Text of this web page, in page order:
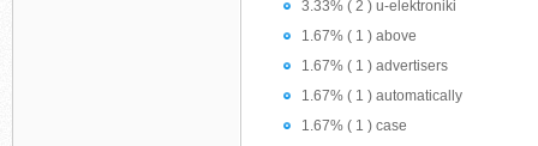
3.33% ( 2 ) u-elektroniki
1.67% ( 1 ) above
1.67% ( 1 ) advertisers
1.67% ( 1 ) automatically
1.67% ( 1 ) case